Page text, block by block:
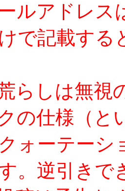
ルアドレス
けで記載す
らしは無視
の仕様（と
ォーテーシ
。逆引きで